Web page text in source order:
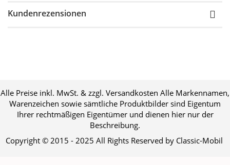
Kundenrezensionen
Alle Preise inkl. MwSt. & zzgl. Versandkosten Alle Markennamen,
Warenzeichen sowie sämtliche Produktbilder sind Eigentum
Ihrer rechtmäßigen Eigentümer und dienen hier nur der
Beschreibung.
Copyright © 2015 - 2025 All Rights Reserved by Classic-Mobil